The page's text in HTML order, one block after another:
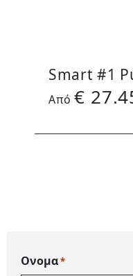
Smart #1
Aπό€
Ονομα*